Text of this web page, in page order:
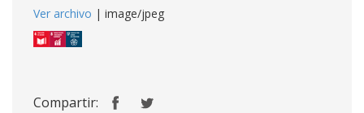
Ver archivo | image/jpeg
Compartir: